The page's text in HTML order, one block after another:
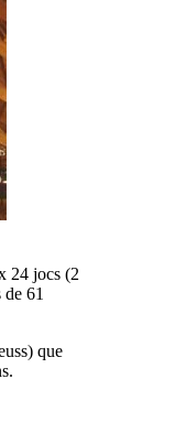
24 jocs (2
61
que